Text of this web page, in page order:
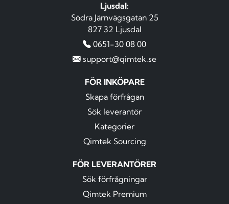
Ljusdal:
Södra Järnvägsgatan 25
827 32 Ljusdal
0651-30 08 00
support@qimtek.se
FÖR INKÖPARE
Skapa förfrågan
Sök leverantör
Kategorier
Qimtek Sourcing
FÖR LEVERANTÖRER
Sök förfrågningar
Qimtek Premium